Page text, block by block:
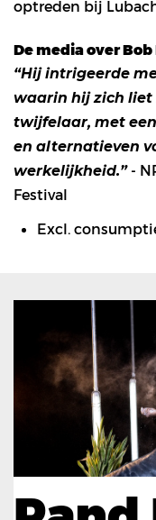
optreden bij
De media over
“Hij intrigeerde
waarin hij zich liet
twijfelaar, met
en alternatieven
werkelijkheid.”-
Festival
Excl.